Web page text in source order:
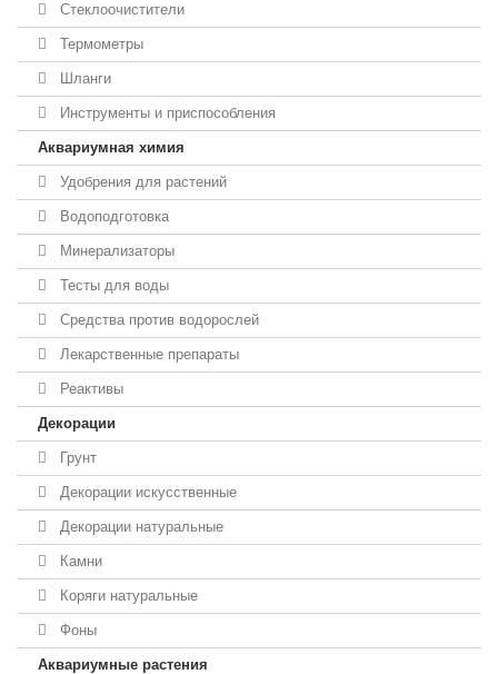
Стеклоочистители
Термометры
Шланги
Инструменты и приспособления
Аквариумная химия
Удобрения для растений
Водоподготовка
Минерализаторы
Тесты для воды
Средства против водорослей
Лекарственные препараты
Реактивы
Декорации
Грунт
Декорации искусственные
Декорации натуральные
Камни
Коряги натуральные
Фоны
Аквариумные растения